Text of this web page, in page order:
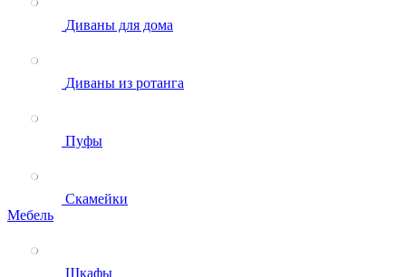
Диваны для дома
Диваны из ротанга
Пуфы
Скамейки
Мебель
Шкафы